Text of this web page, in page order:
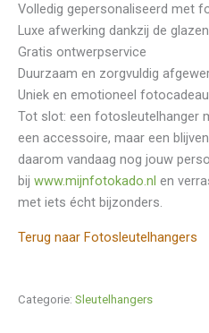
Volledig gepersonaliseerd met
Luxe afwerking dankzij de
Gratis ontwerpservice
Duurzaam en zorgvuldig
Uniek en emotioneel fotocadeau
Tot slot: een fotosleutelhanger
een accessoire, maar een
daarom vandaag nog jouw
bij www.mijnfotokado.nl en
met iets écht bijzonders.
Terug naar Fotosleutelhangers
Categorie: Sleutelhangers